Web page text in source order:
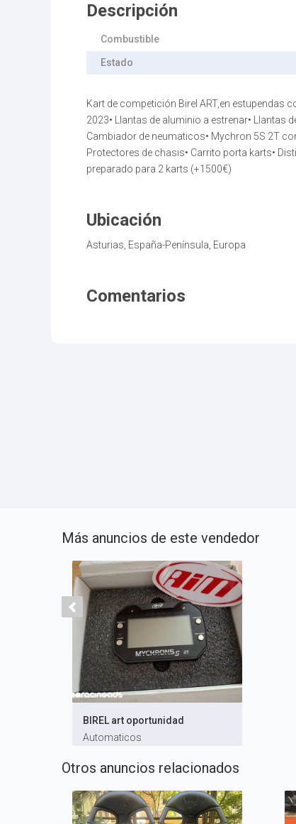
Descripción
Combustible
Estado
Kart de competición Birel ART,en estupendas
2023•⁠ ⁠Llantas de aluminio a estrenar•⁠ ⁠Llantas
⁠Cambiador de neumaticos•⁠ ⁠Mychron 5S 2T
⁠Protectores de chasis•⁠ ⁠Carrito porta karts•⁠
preparado para 2 karts (+1500€)
Ubicación
Asturias, España-Península, Europa
Comentarios
Más anuncios de este vendedor
BIREL art oportunidad
Automaticos
Otros anuncios relacionados